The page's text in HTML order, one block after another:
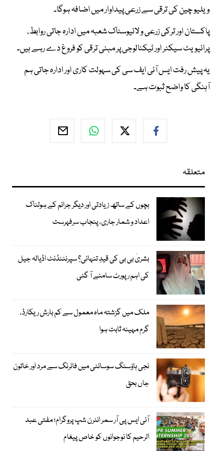
ویلیو چین کی ترقی سے زرعی پیداوار میں اضافہ ہوگا۔
پاکستان اور ترکی زرعی و لائیوسٹاک شعبہ میں ادارہ جاتی روابط،
پرائیویٹ سیکٹر اور ٹیکنالوجی پر مبنی ترقی کو فروغ دے رہے ہیں۔
یہ پیش رفت ایس آئی ایف سی کی سہولت کاری اور ادارہ جاتی ہم
آہنگی کا واضح ثبوت ہے۔
متعلقہ
بچوں کے ساتھ زیادتی اور دیگر جرائم کے ہولناک
اعداد و شمار جاری، پنجاب سرفہرست
بشریٰ بی بی کی قیدِ تنہائی؟ سپرنٹنڈنٹ اڈیالہ جیل
کی اہم رپورٹ سامنے آ گئی
ملک میں گزشتہ ماہ معمول سے کم بارش ریکارڈ،
گرم مہینہ ثابت ہوا
نجی ہاؤسنگ سوسائٹی میں فائرنگ سے مرد اور خاتون
جاں بحق
آئی ایس پی آر سمر انٹرن شپ پروگرام؛ مفتی عبد
الرحیم کا نوجوانوں کو خاص پیغام